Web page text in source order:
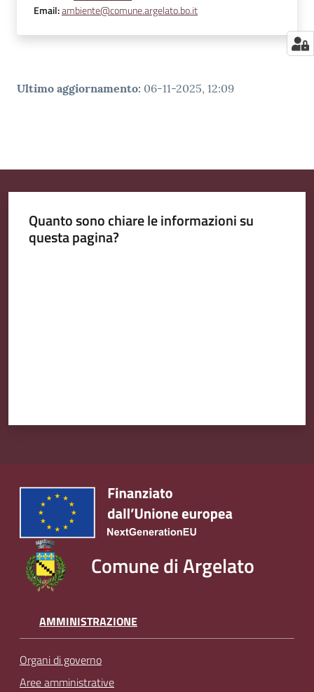
Email:ambiente@comune.argelato.bo.it
Ultimo aggiornamento: 06-11-2025, 12:09
Quanto sono chiare le informazioni su
questa pagina?
Comune di Argelato
AMMINISTRAZIONE
Organi di governo
Aree amministrative